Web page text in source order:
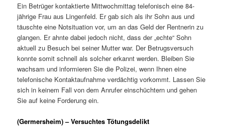
Ein Betrüger kontaktierte Mittwochmittag telefonisch eine 84-
jährige Frau aus Lingenfeld. Er gab sich als ihr Sohn aus und
täuschte eine Notsituation vor, um an das Geld der Rentnerin zu
glangen. Er ahnte dabei jedoch nicht, dass der „echte“ Sohn
aktuell zu Besuch bei seiner Mutter war. Der Betrugsversuch
konnte somit schnell als solcher erkannt werden. Bleiben Sie
wachsam und informieren Sie die Polizei, wenn Ihnen eine
telefonische Kontaktaufnahme verdächtig vorkommt. Lassen Sie
sich in keinem Fall von dem Anrufer einschüchtern und gehen
Sie auf keine Forderung ein.
(Germersheim) – Versuchtes Tötungsdelikt